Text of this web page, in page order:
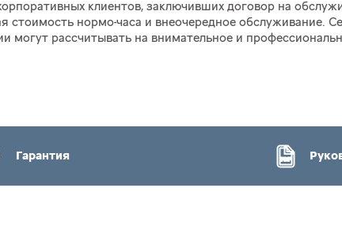
клиентов, заключивших договор на
нормо-часа и внеочередное обслуживание.
рассчитывать на внимательное и
Гарантия